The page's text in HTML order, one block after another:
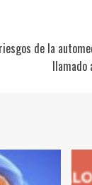
de la
llamado